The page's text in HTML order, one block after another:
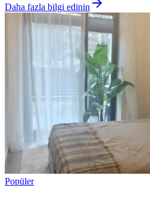
Daha fazla bilgi edinin
Popüler